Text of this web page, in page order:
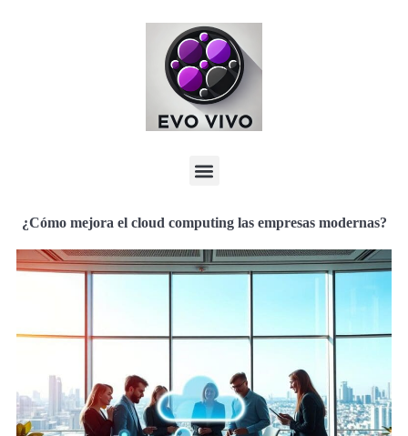
¿Cómo mejora el cloud computing las empresas modernas?